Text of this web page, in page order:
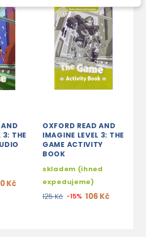
3: THE
Kč
OXFORD READ AND
IMAGINE LEVEL 3: THE
GAME ACTIVITY
BOOK
skladem (ihned
expedujeme)
125 Kč -15% 106 Kč